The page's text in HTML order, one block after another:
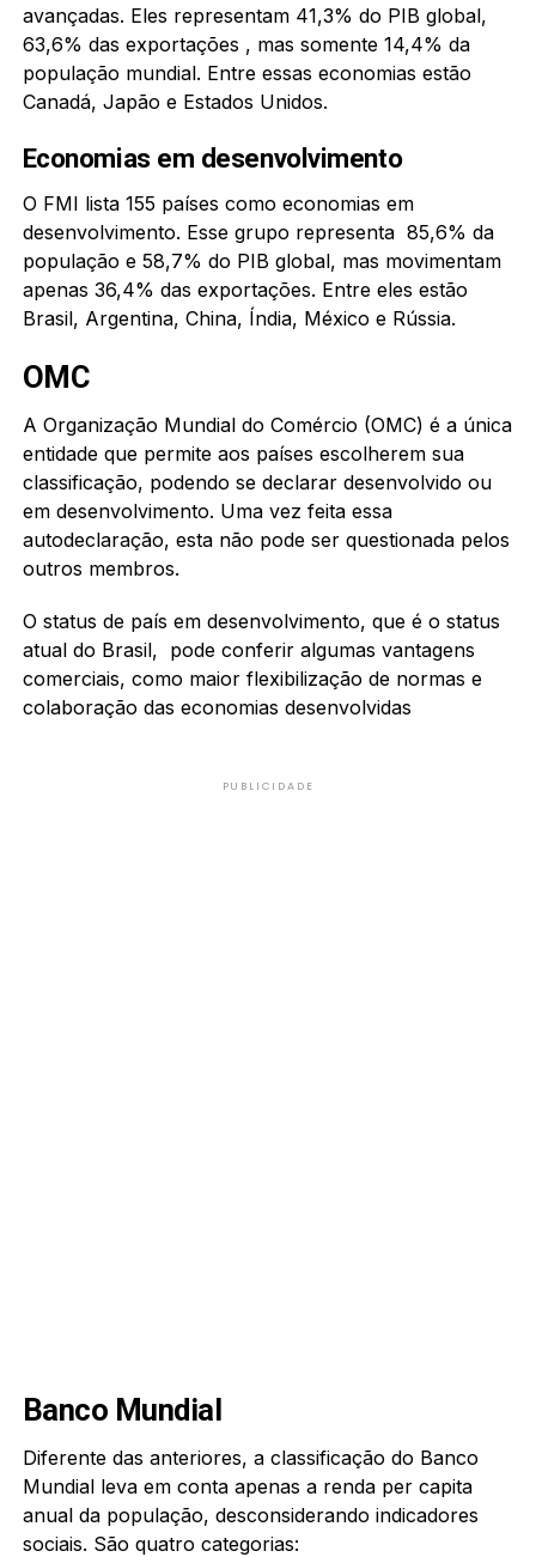
avançadas. Eles representam 41,3% do PIB global,
63,6% das exportações , mas somente 14,4% da
população mundial. Entre essas economias estão
Canadá, Japão e Estados Unidos.
Economias em desenvolvimento
O FMI lista 155 países como economias em
desenvolvimento. Esse grupo representa 85,6% da
população e 58,7% do PIB global, mas movimentam
apenas 36,4% das exportações. Entre eles estão
Brasil, Argentina, China, Índia, México e Rússia.
OMC
A Organização Mundial do Comércio (OMC) é a única
entidade que permite aos países escolherem sua
classificação, podendo se declarar desenvolvido ou
em desenvolvimento. Uma vez feita essa
autodeclaração, esta não pode ser questionada pelos
outros membros.
O status de país em desenvolvimento, que é o status
atual do Brasil, pode conferir algumas vantagens
comerciais, como maior flexibilização de normas e
colaboração das economias desenvolvidas
PUBLICIDADE
Banco Mundial
Diferente das anteriores, a classificação do Banco
Mundial leva em conta apenas a renda per capita
anual da população, desconsiderando indicadores
sociais. São quatro categorias: